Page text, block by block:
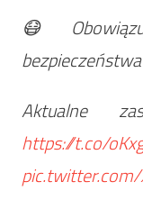
😷
Aktualne
https://t.co/